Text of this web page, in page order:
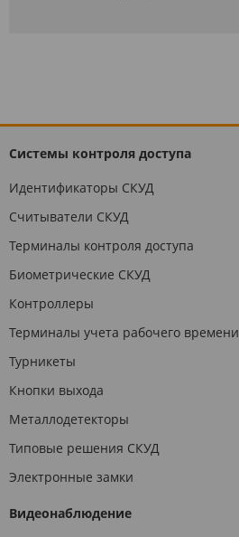
Системы контроля доступа
Идентификаторы СКУД
Считыватели СКУД
Терминалы контроля доступа
Биометрические СКУД
Контроллеры
Терминалы учета рабочего времени
Турникеты
Кнопки выхода
Металлодетекторы
Типовые решения СКУД
Электронные замки
Видеонаблюдение